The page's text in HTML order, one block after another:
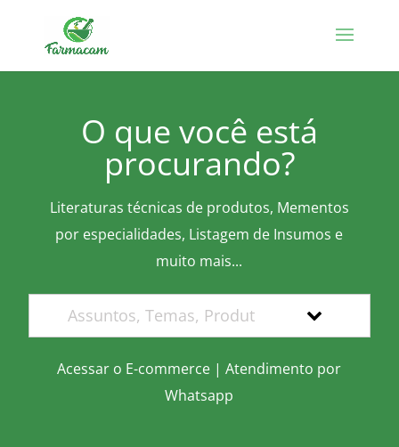
O que você está
procurando?
Literaturas técnicas de produtos, Mementos
por especialidades, Listagem de Insumos e
muito mais...
Acessar o E-commerce |Atendimento por
Whatsapp